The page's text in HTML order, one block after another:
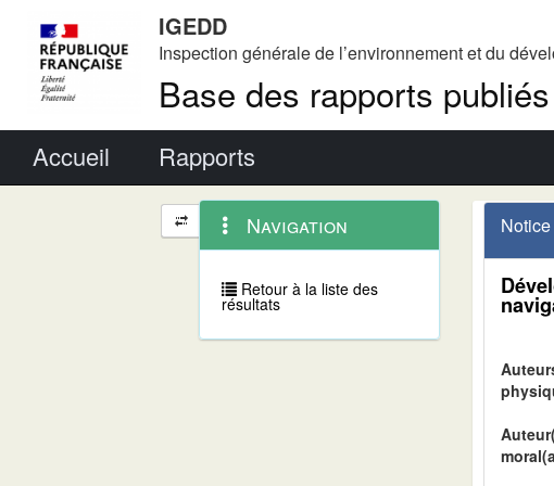
IGEDD
Inspection générale de l’environnement et du
Base des rapports publiés
Accueil Rapports
Navigation
et
outils
annexes
contextuel
Navigation
Retour à la liste des
résultats